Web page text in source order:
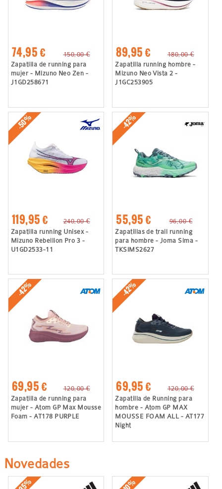
74,95 €
150,00 €
Zapatilla de running para
mujer - Mizuno Neo Zen -
J1GD258671
89,95 €
180,00 €
Zapatilla running hombre -
Mizuno Neo Vista 2 -
J1GC253905
-50%
119,95 €
240,00 €
Zapatilla running Unisex -
Mizuno Rebellion Pro 3 -
U1GD2533-11
-42%
55,95 €
96,00 €
Zapatillas de trail running
para hombre - Joma Sima -
TKSIMS2627
-42%
69,95 €
120,00 €
Zapatilla de running para
mujer - Atom GP Max Mousse
Foam - AT178 PURPLE
-42%
69,95 €
120,00 €
Zapatilla de Running para
hombre - Atom GP MAX
MOUSSE FOAM ALL - AT177
Night
Novedades